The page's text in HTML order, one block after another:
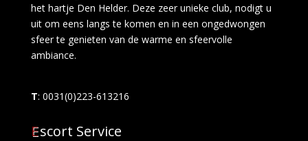
het hartje Den Helder. Deze zeer unieke club, nodigt u
uit om eens langs te komen en in een ongedwongen
sfeer te genieten van de warme en sfeervolle
ambiance.
T: 0031(0)223-613216
Escort Service